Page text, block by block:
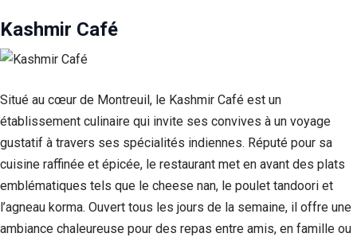
Kashmir Café
Situé au cœur de Montreuil, le Kashmir Café est un
établissement culinaire qui invite ses convives à un voyage
gustatif à travers ses spécialités indiennes. Réputé pour sa
cuisine raffinée et épicée, le restaurant met en avant des plats
emblématiques tels que le cheese nan, le poulet tandoori et
l’agneau korma. Ouvert tous les jours de la semaine, il offre une
ambiance chaleureuse pour des repas entre amis, en famille ou